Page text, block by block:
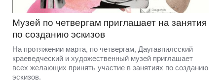
Музей по четвергам приглашает на занятия
по созданию эскизов
На протяжении марта, по четвергам, Даугавпилсский
краеведческий и художественный музей приглашает
всех желающих принять участие в занятиях по созданию
эскизов.